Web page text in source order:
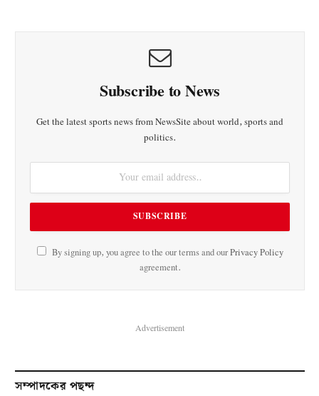
Subscribe to News
Get the latest sports news from NewsSite about world, sports and
politics.
By signing up, you agree to the our terms and ourPrivacy Policy
agreement.
Advertisement
সম্পাদকের পছন্দ